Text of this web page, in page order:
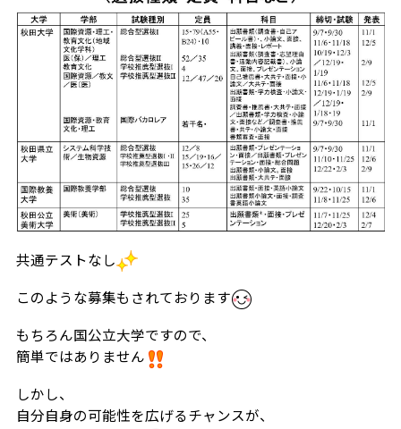
共通テストなし
このような募集もされております
もちろん国公立大学ですので、
簡単ではありません
しかし、
自分自身の可能性を広げるチャンスが、